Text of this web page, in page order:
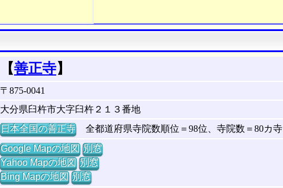
【善正寺】
〒875-0041
大分県臼杵市大字臼杵２１３番地
日本全国の善正寺全都道府県寺院数順位＝98位、寺院数＝80カ寺
Google Mapの地図 別窓
Yahoo Mapの地図 別窓
Bing Mapの地図 別窓